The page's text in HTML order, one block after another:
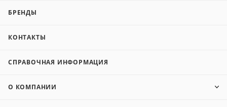
БРЕНДЫ
КОНТАКТЫ
СПРАВОЧНАЯ ИНФОРМАЦИЯ
О КОМПАНИИ